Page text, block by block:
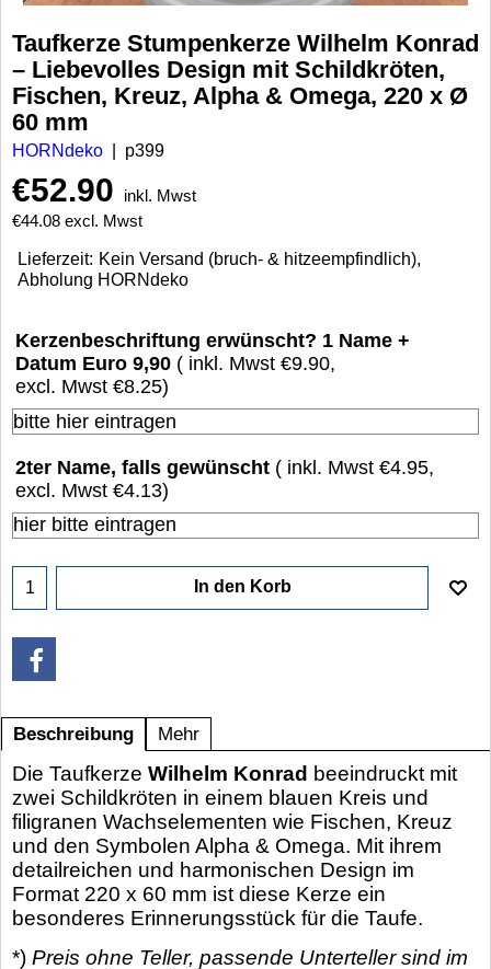
Taufkerze Stumpenkerze Wilhelm Konrad
– Liebevolles Design mit Schildkröten,
Fischen, Kreuz, Alpha & Omega, 220 x Ø
60 mm
HORNdeko p399
€52.90
inkl. Mwst
€44.08 excl. Mwst
Lieferzeit: Kein Versand (bruch- & hitzeempfindlich),
Abholung HORNdeko
Kerzenbeschriftung erwünscht? 1 Name +
Datum Euro 9,90 ( inkl. Mwst €9.90,
excl. Mwst €8.25)
2ter Name, falls gewünscht ( inkl. Mwst €4.95,
excl. Mwst €4.13)
In den Korb
Beschreibung Mehr
Die Taufkerze Wilhelm Konrad beeindruckt mit
zwei Schildkröten in einem blauen Kreis und
filigranen Wachselementen wie Fischen, Kreuz
und den Symbolen Alpha & Omega. Mit ihrem
detailreichen und harmonischen Design im
Format 220 x 60 mm ist diese Kerze ein
besonderes Erinnerungsstück für die Taufe.
*) Preis ohne Teller, passende Unterteller sind im